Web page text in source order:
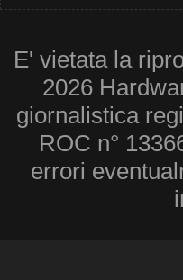
E' vietata la
2026
giornalistica
ROC n°
errori